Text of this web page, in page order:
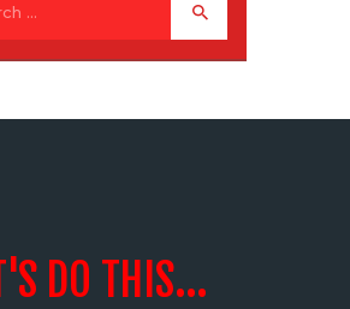
DO THIS...